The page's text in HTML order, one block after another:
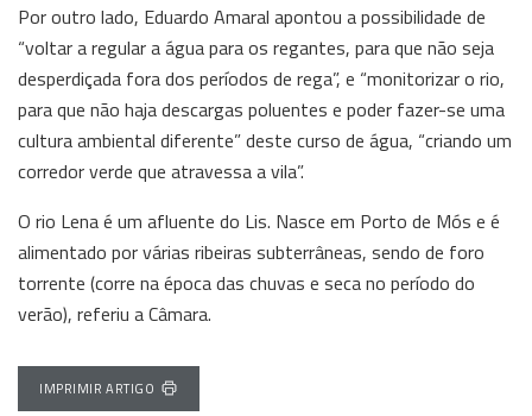
Por outro lado, Eduardo Amaral apontou a possibilidade de
“voltar a regular a água para os regantes, para que não seja
desperdiçada fora dos períodos de rega”, e “monitorizar o rio,
para que não haja descargas poluentes e poder fazer-se uma
cultura ambiental diferente” deste curso de água, “criando um
corredor verde que atravessa a vila”.
O rio Lena é um afluente do Lis. Nasce em Porto de Mós e é
alimentado por várias ribeiras subterrâneas, sendo de foro
torrente (corre na época das chuvas e seca no período do
verão), referiu a Câmara.
IMPRIMIR ARTIGO